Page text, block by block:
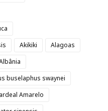
Akikiki
Alagoas
buselaphus swaynei
Amarelo